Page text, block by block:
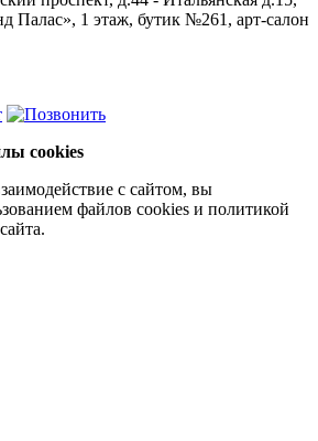
Палас», 1 этаж, бутик №261, арт-салон
cookies
с сайтом, вы
файлов cookies и политикой